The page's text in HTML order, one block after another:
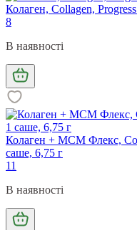
Колаген, Collagen,
8
В наявності
Колаген + МСМ Флекс,
саше, 6,75 г
11
В наявності